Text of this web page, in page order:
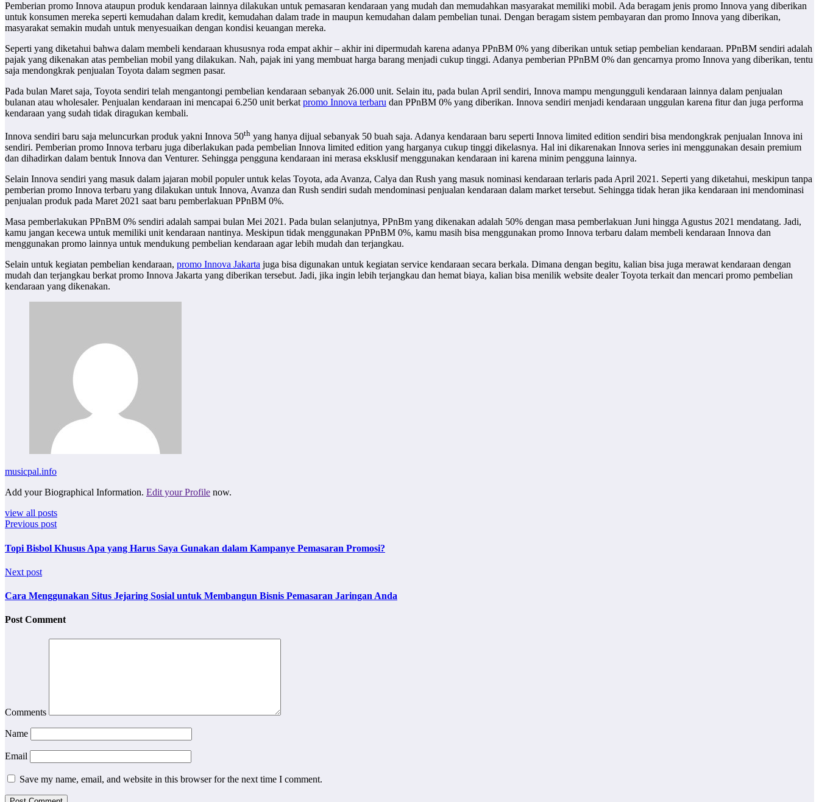
Pemberian promo Innova ataupun produk kendaraan lainnya dilakukan untuk pemasaran kendaraan yang mudah dan memudahkan masyarakat memiliki mobil. Ada beragam jenis promo Innova yang diberikan
untuk konsumen mereka seperti kemudahan dalam kredit, kemudahan dalam trade in maupun kemudahan dalam pembelian tunai. Dengan beragam sistem pembayaran dan promo Innova yang diberikan,
masyarakat semakin mudah untuk menyesuaikan dengan kondisi keuangan mereka.
Seperti yang diketahui bahwa dalam membeli kendaraan khususnya roda empat akhir – akhir ini dipermudah karena adanya PPnBM 0% yang diberikan untuk setiap pembelian kendaraan. PPnBM sendiri adalah
pajak yang dikenakan atas pembelian mobil yang dilakukan. Nah, pajak ini yang membuat harga barang menjadi cukup tinggi. Adanya pemberian PPnBM 0% dan gencarnya promo Innova yang diberikan, tentu
saja mendongkrak penjualan Toyota dalam segmen pasar.
Pada bulan Maret saja, Toyota sendiri telah mengantongi pembelian kendaraan sebanyak 26.000 unit. Selain itu, pada bulan April sendiri, Innova mampu mengungguli kendaraan lainnya dalam penjualan
bulanan atau wholesaler. Penjualan kendaraan ini mencapai 6.250 unit berkat promo Innova terbaru dan PPnBM 0% yang diberikan. Innova sendiri menjadi kendaraan unggulan karena fitur dan juga performa
kendaraan yang sudah tidak diragukan kembali.
Innova sendiri baru saja meluncurkan produk yakni Innova 50th yang hanya dijual sebanyak 50 buah saja. Adanya kendaraan baru seperti Innova limited edition sendiri bisa mendongkrak penjualan Innova ini
sendiri. Pemberian promo Innova terbaru juga diberlakukan pada pembelian Innova limited edition yang harganya cukup tinggi dikelasnya. Hal ini dikarenakan Innova series ini menggunakan desain premium
dan dihadirkan dalam bentuk Innova dan Venturer. Sehingga pengguna kendaraan ini merasa eksklusif menggunakan kendaraan ini karena minim pengguna lainnya.
Selain Innova sendiri yang masuk dalam jajaran mobil populer untuk kelas Toyota, ada Avanza, Calya dan Rush yang masuk nominasi kendaraan terlaris pada April 2021. Seperti yang diketahui, meskipun tanpa
pemberian promo Innova terbaru yang dilakukan untuk Innova, Avanza dan Rush sendiri sudah mendominasi penjualan kendaraan dalam market tersebut. Sehingga tidak heran jika kendaraan ini mendominasi
penjualan produk pada Maret 2021 saat baru pemberlakuan PPnBM 0%.
Masa pemberlakukan PPnBM 0% sendiri adalah sampai bulan Mei 2021. Pada bulan selanjutnya, PPnBm yang dikenakan adalah 50% dengan masa pemberlakuan Juni hingga Agustus 2021 mendatang. Jadi,
kamu jangan kecewa untuk memiliki unit kendaraan nantinya. Meskipun tidak menggunakan PPnBM 0%, kamu masih bisa menggunakan promo Innova terbaru dalam membeli kendaraan Innova dan
menggunakan promo lainnya untuk mendukung pembelian kendaraan agar lebih mudah dan terjangkau.
Selain untuk kegiatan pembelian kendaraan, promo Innova Jakarta juga bisa digunakan untuk kegiatan service kendaraan secara berkala. Dimana dengan begitu, kalian bisa juga merawat kendaraan dengan
mudah dan terjangkau berkat promo Innova Jakarta yang diberikan tersebut. Jadi, jika ingin lebih terjangkau dan hemat biaya, kalian bisa menilik website dealer Toyota terkait dan mencari promo pembelian
kendaraan yang dikenakan.
musicpal.info
Add your Biographical Information. Edit your Profile now.
view all posts
Previous post
Topi Bisbol Khusus Apa yang Harus Saya Gunakan dalam Kampanye Pemasaran Promosi?
Next post
Cara Menggunakan Situs Jejaring Sosial untuk Membangun Bisnis Pemasaran Jaringan Anda
Post Comment
Comments
Name
Email
Save my name, email, and website in this browser for the next time I comment.